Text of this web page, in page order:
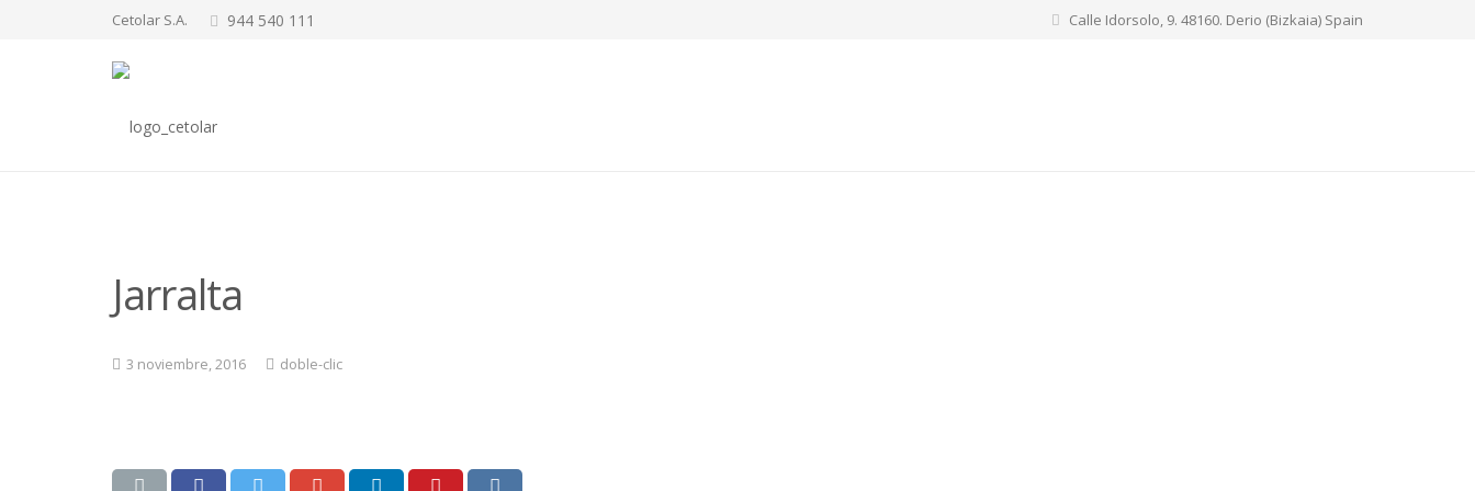
Cetolar S.A. 944 540 111 Calle Idorsolo, 9. 48160. Derio (Bizkaia) Spain
Jarralta
3 noviembre, 2016 doble-clic